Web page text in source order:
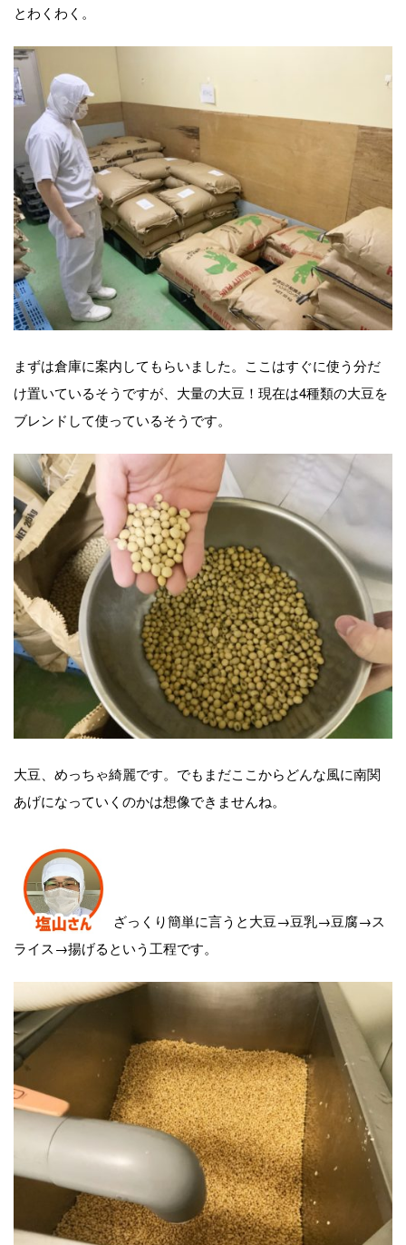
とわくわく。
まずは倉庫に案内してもらいました。ここはすぐに使う分だ
け置いているそうですが、大量の大豆！現在は4種類の大豆を
ブレンドして使っているそうです。
大豆、めっちゃ綺麗です。でもまだここからどんな風に南関
あげになっていくのかは想像できませんね。
ざっくり簡単に言うと大豆→豆乳→豆腐→ス
ライス→揚げるという工程です。